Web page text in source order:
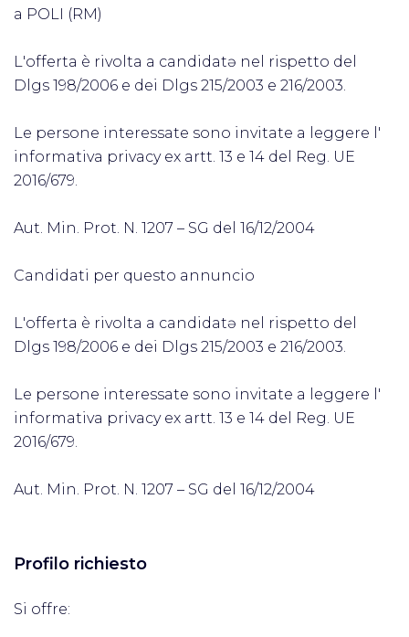
a POLI (RM)
L'offerta è rivolta a candidatə nel rispetto del
Dlgs 198/2006 e dei Dlgs 215/2003 e 216/2003.
Le persone interessate sono invitate a leggere l'
informativa privacy ex artt. 13 e 14 del Reg. UE
2016/679.
Aut. Min. Prot. N. 1207 – SG del 16/12/2004
Candidati per questo annuncio
L'offerta è rivolta a candidatə nel rispetto del
Dlgs 198/2006 e dei Dlgs 215/2003 e 216/2003.
Le persone interessate sono invitate a leggere l'
informativa privacy ex artt. 13 e 14 del Reg. UE
2016/679.
Aut. Min. Prot. N. 1207 – SG del 16/12/2004
Profilo richiesto
Si offre: